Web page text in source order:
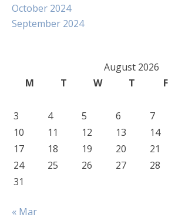
October 2024
September 2024
August 2026
M
T W T F
3
4 5 6 7
10
11 12 13 14
17
18 19 20 21
24
25 26 27 28
31
« Mar